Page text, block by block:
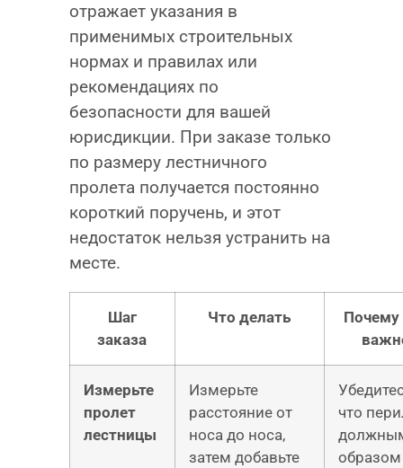
отражает указания в
применимых строительных
нормах и правилах или
рекомендациях по
безопасности для вашей
юрисдикции. При заказе только
по размеру лестничного
пролета получается постоянно
короткий поручень, и этот
недостаток нельзя устранить на
месте.
Шаг
заказа
Что делать
Почему
Измерьте
пролет
лестницы
Измерьте
расстояние от
носа до носа,
затем добавьте
что
образом